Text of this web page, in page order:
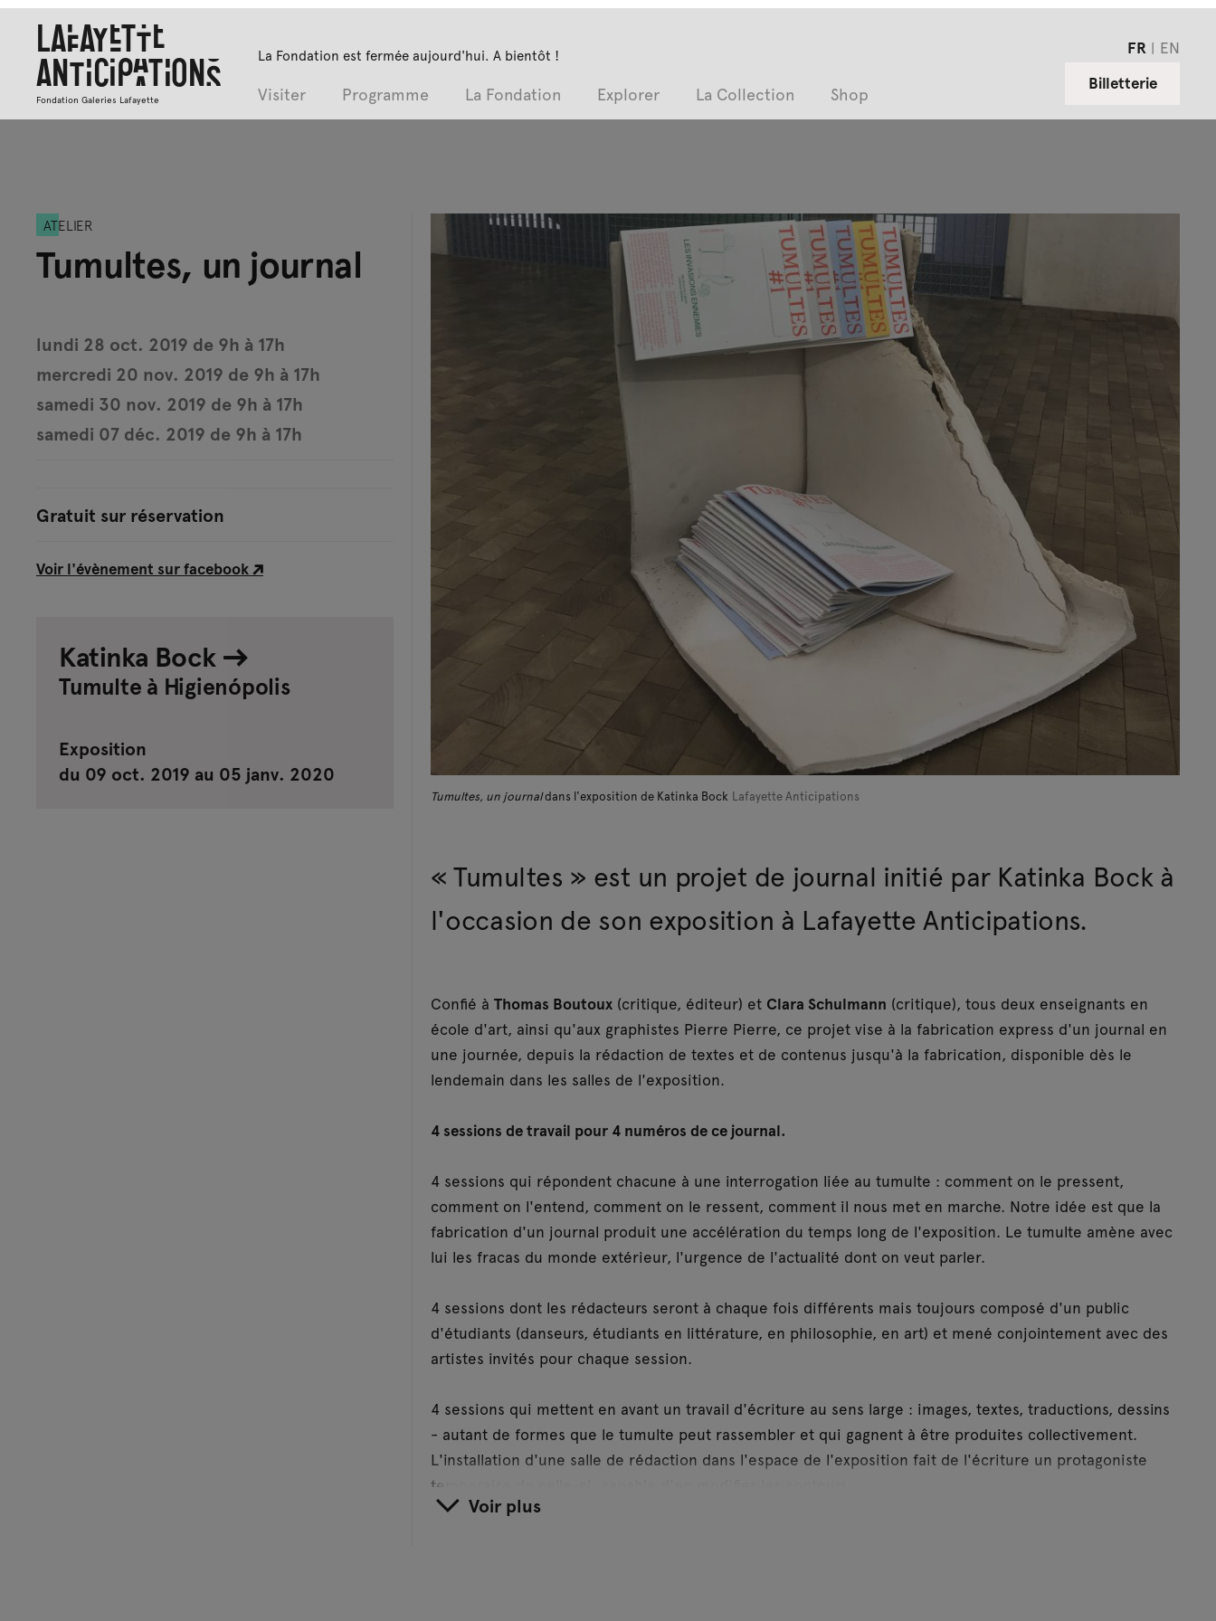
Lafayette
Anticipations
Fondation Galeries Lafayette
La Fondation est fermée aujourd'hui. A bientôt !
Visiter Programme La Fondation Explorer La Collection Shop
FR
EN
Billetterie
ATELIER
Tumultes, un journal
lundi 28 oct. 2019 de 9h à 17h
mercredi 20 nov. 2019 de 9h à 17h
samedi 30 nov. 2019 de 9h à 17h
samedi 07 déc. 2019 de 9h à 17h
Gratuit sur réservation
Voir l'évènement sur facebook
Katinka Bock
Tumulte à Higienópolis
Exposition
du 09 oct. 2019 au 05 janv. 2020
Tumultes, un journaldans l'exposition de Katinka Bock Lafayette Anticipations
« Tumultes » est un projet de journal initié par Katinka Bock à
l'occasion de son exposition à Lafayette Anticipations.
Confié à Thomas Boutoux(critique, éditeur) et Clara Schulmann (critique), tous deux enseignants en
école d'art, ainsi qu'aux graphistes Pierre Pierre, ce projet vise à la fabrication express d'un journal en
une journée, depuis la rédaction de textes et de contenus jusqu'à la fabrication, disponible dès le
lendemain dans les salles de l'exposition.
4 sessions de travail pour 4 numéros de ce journal.
4 sessions qui répondent chacune à une interrogation liée au tumulte : comment on le pressent,
comment on l'entend, comment on le ressent, comment il nous met en marche. Notre idée est que la
fabrication d'un journal produit une accélération du temps long de l'exposition. Le tumulte amène avec
lui les fracas du monde extérieur, l'urgence de l'actualité dont on veut parler.
4 sessions dont les rédacteurs seront à chaque fois différents mais toujours composé d'un public
d'étudiants (danseurs, étudiants en littérature, en philosophie, en art) et mené conjointement avec des
artistes invités pour chaque session.
4 sessions qui mettent en avant un travail d'écriture au sens large : images, textes, traductions, dessins
- autant de formes que le tumulte peut rassembler et qui gagnent à être produites collectivement.
L'installation d'une salle de rédaction dans l'espace de l'exposition fait de l'écriture un protagoniste
temporaire de celle-ci, capable d'en modifier les contours.
Voir plus